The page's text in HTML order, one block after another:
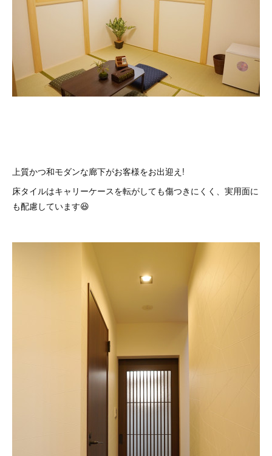
上質かつ和モダンな廊下がお客様をお出迎え!
床タイルはキャリーケースを転がしても傷つきにくく、実用面に
も配慮しています😆